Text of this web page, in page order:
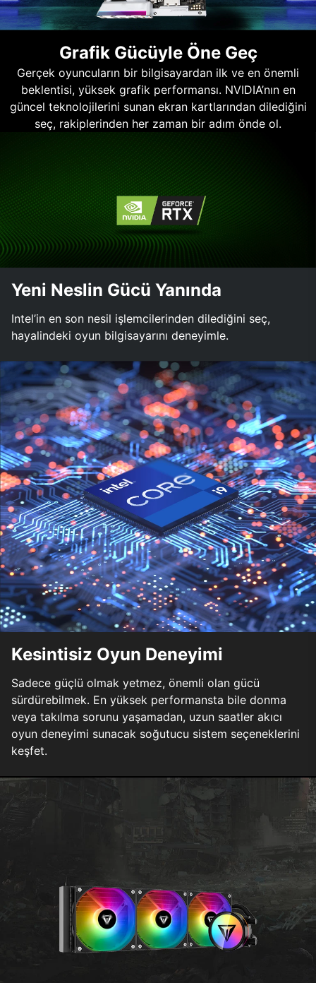
Grafik Gücüyle Öne Geç
Gerçek oyuncuların bir bilgisayardan ilk ve en önemli
beklentisi, yüksek grafik performansı. NVIDIA’nın en
güncel teknolojilerini sunan ekran kartlarından dilediğini
seç, rakiplerinden her zaman bir adım önde ol.
Yeni Neslin Gücü Yanında
Intel’in en son nesil işlemcilerinden dilediğini seç,
hayalindeki oyun bilgisayarını deneyimle.
Kesintisiz Oyun Deneyimi
Sadece güçlü olmak yetmez, önemli olan gücü
sürdürebilmek. En yüksek performansta bile donma
veya takılma sorunu yaşamadan, uzun saatler akıcı
oyun deneyimi sunacak soğutucu sistem seçeneklerini
keşfet.